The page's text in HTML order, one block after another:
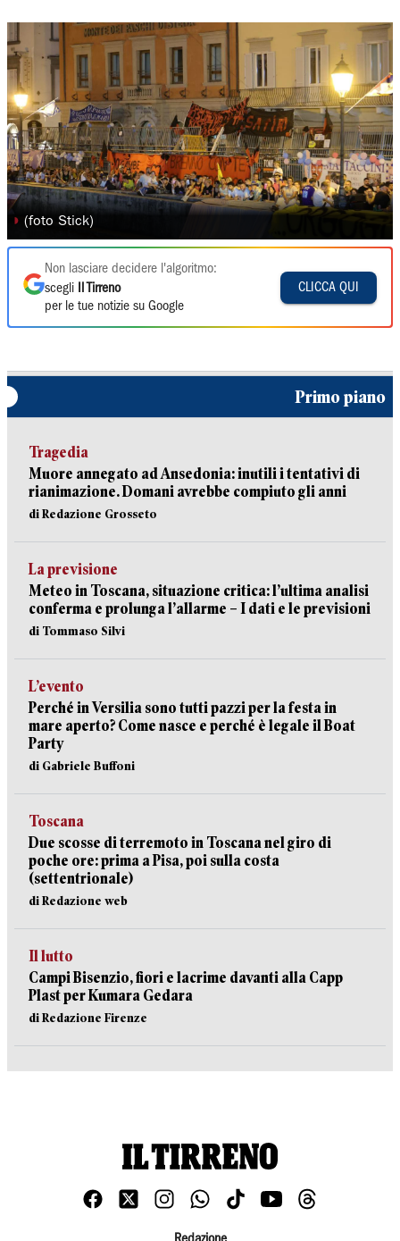
◗ (foto Stick)
Non lasciare decidere l'algoritmo:
scegli
Il Tirreno
per le tue notizie su Google
CLICCA QUI
Primo piano
Tragedia
Muore annegato ad Ansedonia: inutili i tentativi di
rianimazione. Domani avrebbe compiuto gli anni
di Redazione Grosseto
La previsione
Meteo in Toscana, situazione critica: l’ultima analisi
conferma e prolunga l’allarme – I dati e le previsioni
di Tommaso Silvi
L’evento
Perché in Versilia sono tutti pazzi per la festa in
mare aperto? Come nasce e perché è legale il Boat
Party
di Gabriele Buffoni
Toscana
Due scosse di terremoto in Toscana nel giro di
poche ore: prima a Pisa, poi sulla costa
(settentrionale)
di Redazione web
Il lutto
Campi Bisenzio, fiori e lacrime davanti alla Capp
Plast per Kumara Gedara
di Redazione Firenze